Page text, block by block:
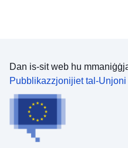
Dan is-sit web hu
Pubblikazzjonijiet tal-